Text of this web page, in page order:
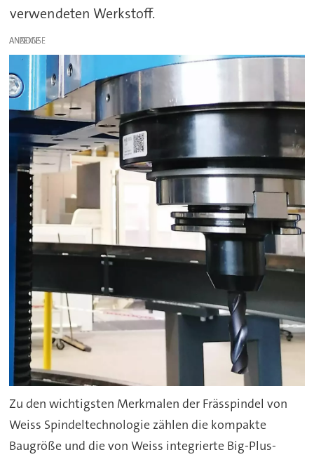
verwendeten Werkstoff.
ANZEIGE
Zu den wichtigsten Merkmalen der Frässpindel von
Weiss Spindeltechnologie zählen die kompakte
Baugröße und die von Weiss integrierte Big-Plus-